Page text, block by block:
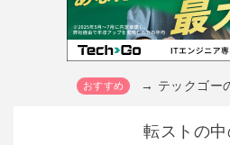
→ テックゴー
転ストの中